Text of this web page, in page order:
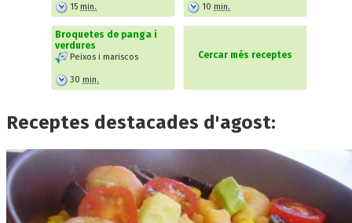
15 min. 10 min.
Broquetes de panga i
verdures
Peixos i mariscos
30 min.
Cercar més receptes
Receptes destacades d'agost: